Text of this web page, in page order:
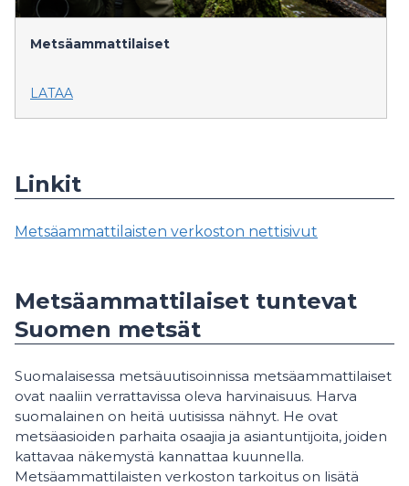
Metsäammattilaiset
LATAA
Linkit
Metsäammattilaisten verkoston nettisivut
Metsäammattilaiset tuntevat
Suomen metsät
Suomalaisessa metsäuutisoinnissa metsäammattilaiset
ovat naaliin verrattavissa oleva harvinaisuus. Harva
suomalainen on heitä uutisissa nähnyt. He ovat
metsäasioiden parhaita osaajia ja asiantuntijoita, joiden
kattavaa näkemystä kannattaa kuunnella.
Metsäammattilaisten verkoston tarkoitus on lisätä